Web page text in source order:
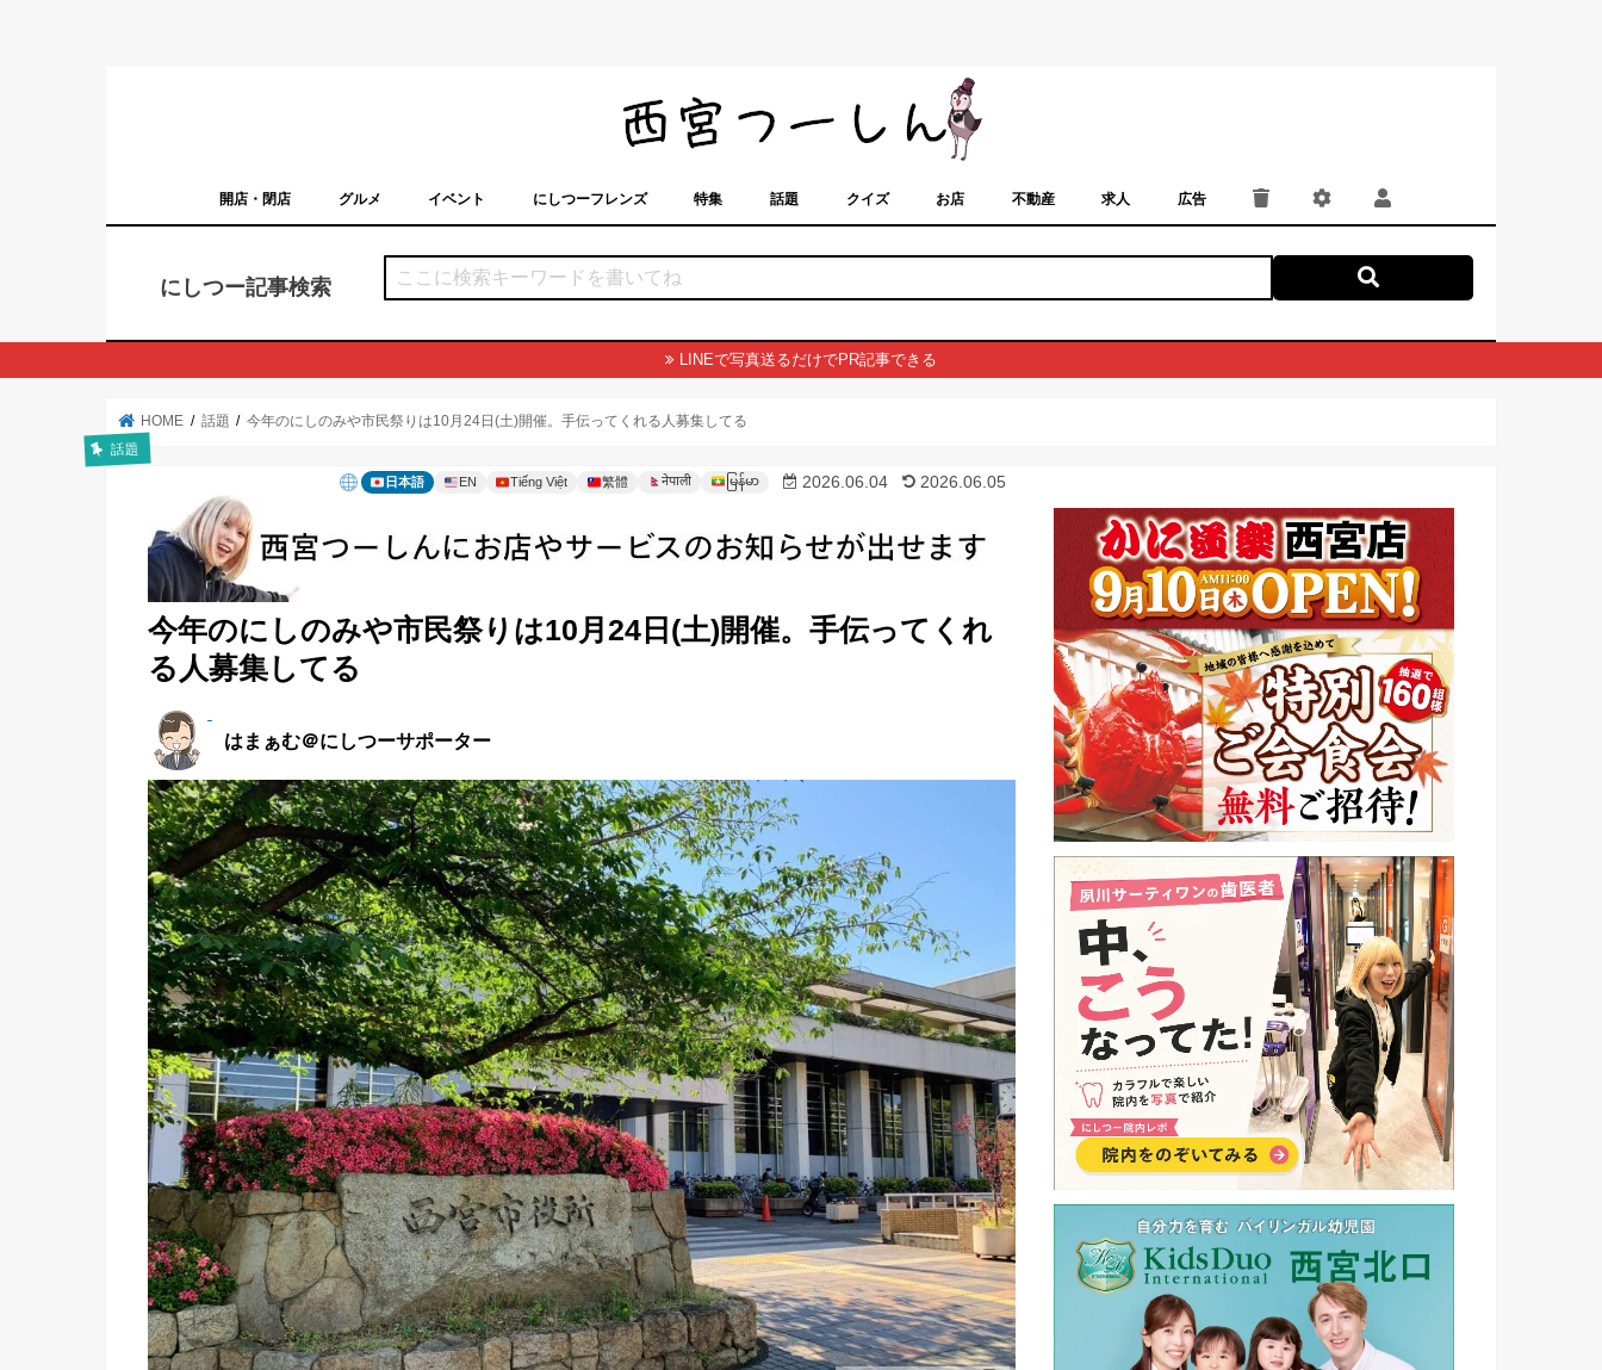
開店・閉店 グルメ イベント にしつーフレンズ 特集 話題 クイズ お店 不動産 求人 広告
にしつー記事検索
LINEで写真送るだけでPR記事できる
HOME 話題 今年のにしのみや市民祭りは10月24日(土)開催。手伝ってくれる人募集してる
話題
日本語 EN Tiếng Việt 繁體 नेपाली မြန်မာ 2026.06.04 2026.06.05
今年のにしのみや市民祭りは10月24日(土)開催。手伝ってくれ
る人募集してる
はまぁむ＠にしつーサポーター